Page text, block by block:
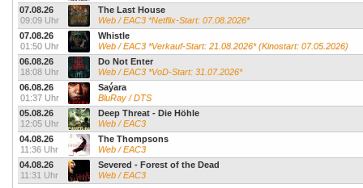
07.08.26
09:09 Uhr
The Last House
Web / EAC3 *Netflix-Start: 07.08.2026*
07.08.26
01:50 Uhr
Whistle
Web / EAC3 *Verkauf-Start: 21.08.2026* (Kinostart: 07.05.2026)
06.08.26
18:08 Uhr
Do Not Enter
Web / EAC3 *VoD-Start: 31.07.2026*
06.08.26
01:37 Uhr
Saýara
BluRay / DTS
05.08.26
12:05 Uhr
Deep Threat - Die Höhle
Web / EAC3
04.08.26
11:36 Uhr
The Thompsons
Web / EAC3
04.08.26
11:31 Uhr
Severed - Forest of the Dead
Web / EAC3